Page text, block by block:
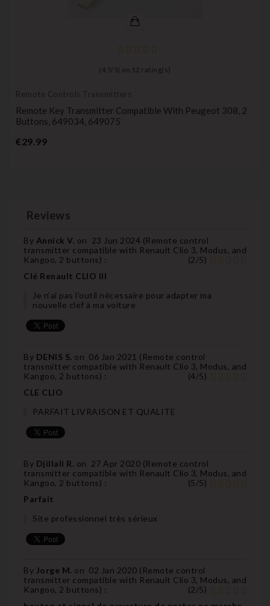
( 4,5/ 5) on 12 rating(s)
Remote Controls Transmitters
Remote Key Transmitter Compatible With Peugeot 308, 2
Buttons, 649034, 649075
€29.99Price
Reviews
By Annick V. on 23 Jun 2024 (Remote control
transmitter compatible with Renault Clio 3, Modus, and
Kangoo, 2 buttons) : (2/5)
Clé Renault CLIO III
Je n’ai pas l’outil nécessaire pour adapter ma
nouvelle clef à ma voiture
By DENIS S. on 06 Jan 2021 ( Remote control
transmitter compatible with Renault Clio 3, Modus, and
Kangoo, 2 buttons) : (4/5)
CLE CLIO
PARFAIT LIVRAISON ET QUALITE
By Djillali R. on 27 Apr 2020 (Remote control
transmitter compatible with Renault Clio 3, Modus, and
Kangoo, 2 buttons) : (5/5)
Parfait
Site professionnel très sérieux
By Jorge M. on 02 Jan 2020 ( Remote control
transmitter compatible with Renault Clio 3, Modus, and
Kangoo, 2 buttons) : (2/5)